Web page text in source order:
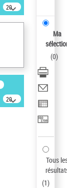
20
résultats/page
20
résultats/page
Ma
(0)
Tous
(1)